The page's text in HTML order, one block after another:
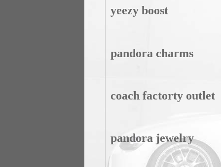
yeezy boost
pandora charms
coach factorty outlet
pandora jewelry